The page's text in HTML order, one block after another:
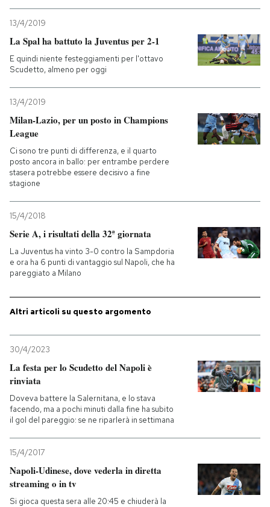
13/4/2019
La Spal ha battuto la Juventus per 2-1
E quindi niente festeggiamenti per l'ottavo
Scudetto, almeno per oggi
13/4/2019
Milan-Lazio, per un posto in Champions
League
Ci sono tre punti di differenza, e il quarto
posto ancora in ballo: per entrambe perdere
stasera potrebbe essere decisivo a fine
stagione
15/4/2018
Serie A, i risultati della 32ª giornata
La Juventus ha vinto 3-0 contro la Sampdoria
e ora ha 6 punti di vantaggio sul Napoli, che ha
pareggiato a Milano
Altri articoli su questo argomento
30/4/2023
La festa per lo Scudetto del Napoli è
rinviata
Doveva battere la Salernitana, e lo stava
facendo, ma a pochi minuti dalla fine ha subito
il gol del pareggio: se ne riparlerà in settimana
15/4/2017
Napoli-Udinese, dove vederla in diretta
streaming o in tv
Si gioca questa sera alle 20:45 e chiuderà la